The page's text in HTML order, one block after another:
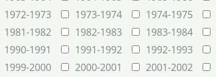
1972-1973 1973-1974 1974-1975
1981-1982 1982-1983 1983-1984
1990-1991 1991-1992 1992-1993
1999-2000 2000-2001 2001-2002